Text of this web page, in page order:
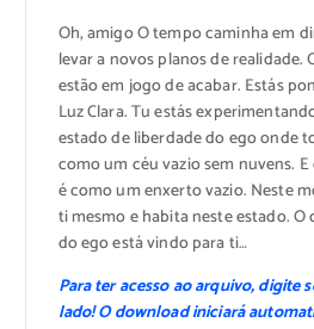
Oh, amigo O tempo caminha em
levar a novos planos de realidade.
estão em jogo de acabar. Estás
Luz Clara. Tu estás
estado de liberdade do ego onde
como um céu vazio sem nuvens.
é como um enxerto vazio. Neste
ti mesmo e habita neste estado.
do ego está vindo para ti…
Para ter acesso ao arquivo, digite
lado! O download iniciará